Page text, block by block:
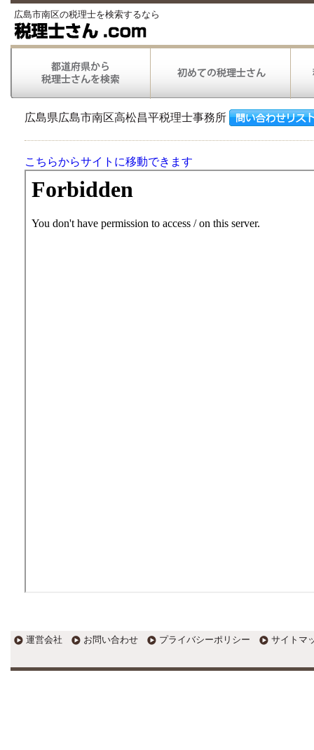
広島市南区の税理士を検索するなら
広島県広島市南区高松昌平税理士事務所
こちらからサイトに移動できます
運営会社 お問い合わせ プライバシーポリシー サイトマ